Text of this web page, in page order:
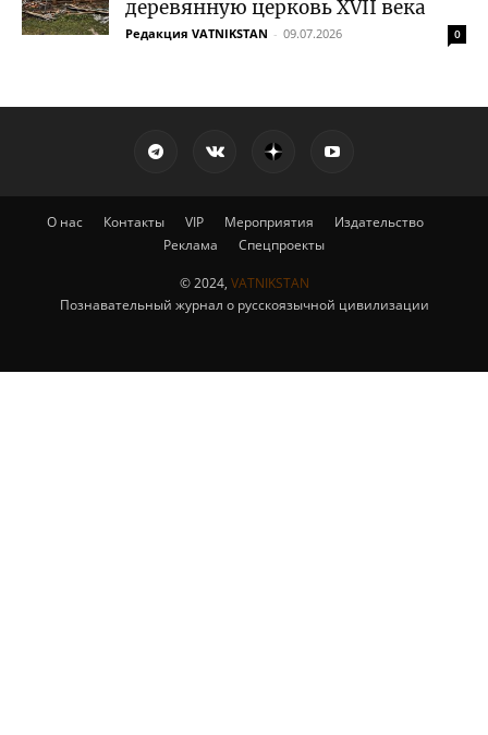
деревянную церковь XVII века
Редакция VATNIKSTAN - 09.07.2026 0
О нас Контакты VIP Мероприятия
Издательство
Реклама
Спецпроекты
© 2024, VATNIKSTAN
Познавательный журнал о русскоязычной цивилизации